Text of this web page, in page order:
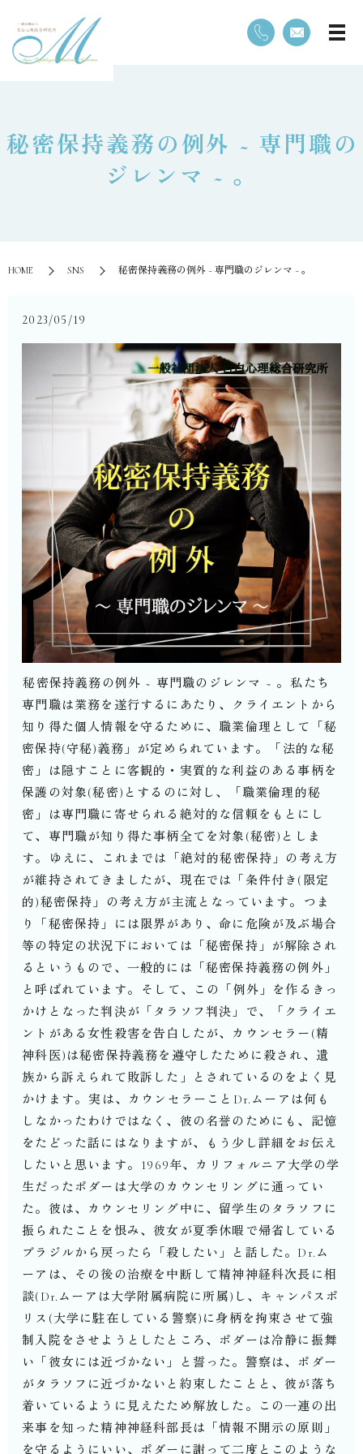
⁡秘密保持義務の例外 ~ 専門職の
ジレンマ ~ 。
HOME SNS ⁡秘密保持義務の例外 ~ 専門職のジレンマ ~ 。
2023/05/19
⁡秘密保持義務の例外 ~ 専門職のジレンマ ~ 。⁡私たち
専門職は業務を遂行するにあたり、クライエントから
知り得た個人情報を守るために、職業倫理として「秘
密保持(守秘)義務」が定められています。⁡「法的な秘
密」は隠すことに客観的・実質的な利益のある事柄を
保護の対象(秘密)とするのに対し、「職業倫理的秘
密」は専門職に寄せられる絶対的な信頼をもとにし
て、専門職が知り得た事柄全てを対象(秘密)としま
す。⁡ゆえに、これまでは「絶対的秘密保持」の考え方
が維持されてきましたが、現在では「条件付き(限定
的)秘密保持」の考え方が主流となっています。⁡つま
り「秘密保持」には限界があり、命に危険が及ぶ場合
等の特定の状況下においては「秘密保持」が解除され
るというもので、一般的には「秘密保持義務の例外」
と呼ばれています。⁡そして、この「例外」を作るきっ
かけとなった判決が「タラソフ判決」で、「クライエ
ントがある女性殺害を告白したが、カウンセラー(精
神科医)は秘密保持義務を遵守したために殺され、遺
族から訴えられて敗訴した」とされているのをよく見
かけます。⁡実は、カウンセラーことDr.ムーアは何も
しなかったわけではなく、彼の名誉のためにも、記憶
をたどった話にはなりますが、もう少し詳細をお伝え
したいと思います。⁡1969年、カリフォルニア大学の学
生だったポダーは大学のカウンセリングに通ってい
た。彼は、カウンセリング中に、留学生のタラソフに
振られたことを恨み、彼女が夏季休暇で帰省している
ブラジルから戻ったら「殺したい」と話した。Dr.ム
ーアは、その後の治療を中断して精神神経科次長に相
談(Dr.ムーアは大学附属病院に所属)し、キャンパスポ
リス(大学に駐在している警察)に身柄を拘束させて強
制入院をさせようとしたところ、ポダーは冷静に振舞
い「彼女には近づかない」と誓った。警察は、ポダー
がタラソフに近づかないと約束したことと、彼が落ち
着いているように見えたため解放した。この一連の出
来事を知った精神神経科部長は「情報不開示の原則」
を守るようにいい、ポダーに謝って二度とこのような